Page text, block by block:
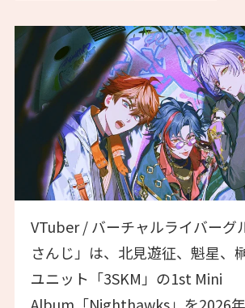
VTuber / バーチャルライバーグ
さんじ」は、北見遊征、魁星、
ユニット「3SKM」の1st Mini